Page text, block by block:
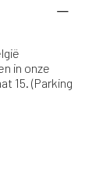
in onze
15. (Parking